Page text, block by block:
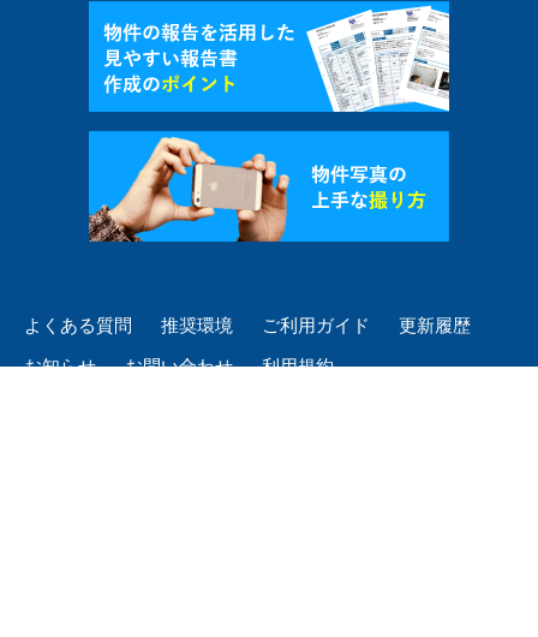
よくある質問 推奨環境 ご利用ガイド
更新履歴
お知らせ
お問い合わせ
利用規約